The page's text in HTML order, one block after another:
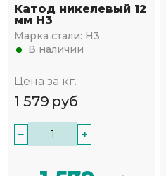
Катод никелевый 12
мм Н3
Марка стали: Н3
В наличии
Цена за кг.
1 579 руб
− +